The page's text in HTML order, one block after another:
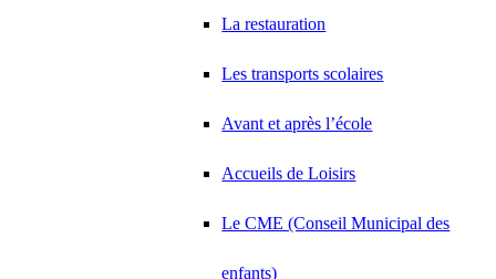
La restauration
Les transports scolaires
Avant et après l’école
Accueils de Loisirs
Le CME (Conseil Municipal des
enfants)